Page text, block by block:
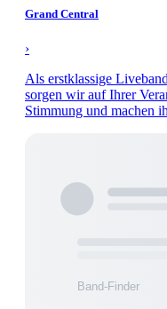
Grand Central
›
Als erstklassige
sorgen wir auf Ihrer
Stimmung und machen